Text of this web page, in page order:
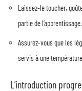
Laissez-le toucher,
partie de l’apprentissage.
Assurez-vous que les
servis à une
L’introduction